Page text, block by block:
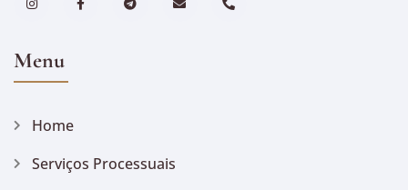
Menu
Home
Serviços Processuais